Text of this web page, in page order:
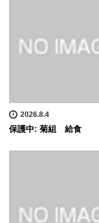
2026.8.4
保護中: 菊組 給食